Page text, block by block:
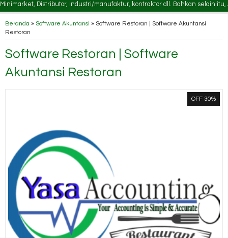
Distributor, industri/manufaktur, kontraktor dll. Bahkan selain itu,
Beranda » Software Akuntansi » Software Restoran | Software Akuntansi
Restoran
Software Restoran | Software
Akuntansi Restoran
OFF 30%